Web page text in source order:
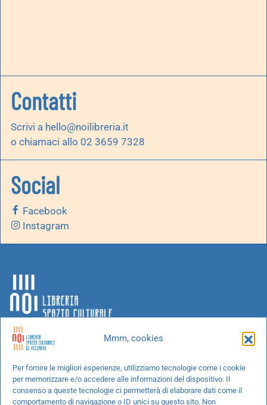
Mmm, cookies
Per fornire le migliori esperienze, utilizziamo tecnologie come i cookie
per memorizzare e/o accedere alle informazioni del dispositivo. Il
consenso a queste tecnologie ci permetterà di elaborare dati come il
comportamento di navigazione o ID unici su questo sito. Non
Contatti
Scrivi a hello@noilibreria.it
o chiamaci allo 02 3659 7328
Social
Facebook
Instagram
Chi siamo
Progetti speciali
Richiedi un libro